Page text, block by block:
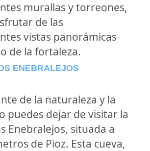
murallas y torreones,
de las
vistas panorámicas
de la fortaleza.
ENEBRALEJOS
de la naturaleza y la
puedes dejar de visitar la
Enebralejos, situada a
de Pioz. Esta cueva,